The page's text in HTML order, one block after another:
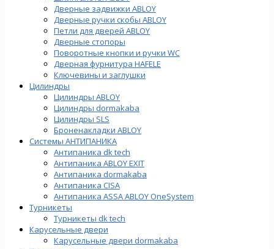
Дверные задвижки ABLOY
Дверные ручки скобы ABLOY
Петли для дверей ABLOY
Дверные стопоры
Поворотные кнопки и ручки WC
Дверная фурнитура HAFELE
Ключевины и заглушки
Цилиндры
Цилиндры ABLOY
Цилиндры dormakaba
Цилиндры SLS
Броненакладки ABLOY
Системы АНТИПАНИКА
Антипаника dk tech
Антипаника ABLOY EXIT
Антипаника dormakaba
Антипаника СISA
Антипаника ASSA ABLOY OneSystem
Турникеты
Турникеты dk tech
Карусельные двери
Карусельные двери dormakaba